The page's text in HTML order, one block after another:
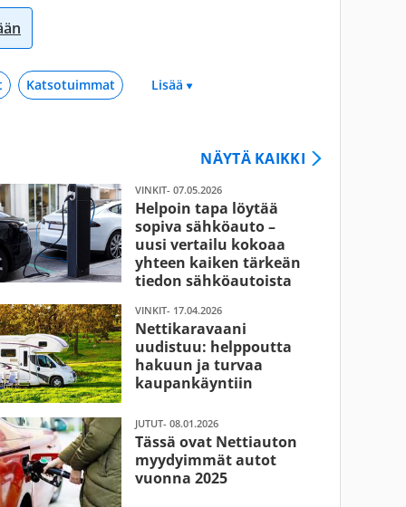
Katsotuimmat
NÄYTÄ KAIKKI
VINKIT- 07.05.2026
Helpoin tapa löytää
sopiva sähköauto –
uusi vertailu kokoaa
yhteen kaiken tärkeän
tiedon sähköautoista
VINKIT- 17.04.2026
Nettikaravaani
uudistuu: helppoutta
hakuun ja turvaa
kaupankäyntiin
JUTUT- 08.01.2026
Tässä ovat Nettiauton
myydyimmät autot
vuonna 2025